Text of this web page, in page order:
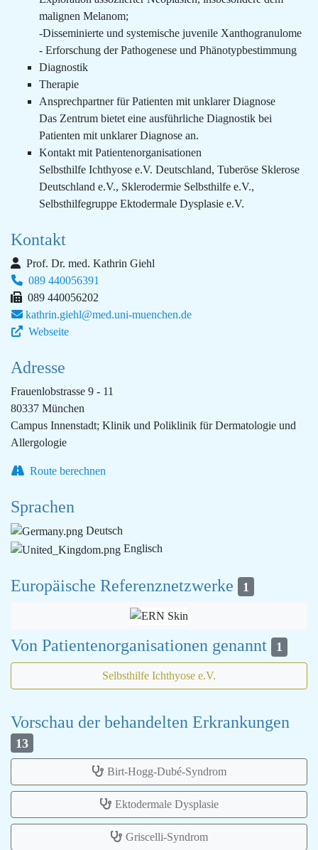
malignen Melanom;
-Disseminierte und systemische juvenile Xanthogranulome
- Erforschung der Pathogenese und Phänotypbestimmung
Diagnostik
Therapie
Ansprechpartner für Patienten mit unklarer Diagnose
Das Zentrum bietet eine ausführliche Diagnostik bei
Patienten mit unklarer Diagnose an.
Kontakt mit Patientenorganisationen
Selbsthilfe Ichthyose e.V. Deutschland, Tuberöse Sklerose
Deutschland e.V., Sklerodermie Selbsthilfe e.V.,
Selbsthilfegruppe Ektodermale Dysplasie e.V.
Kontakt
Prof. Dr. med. Kathrin Giehl
089 440056391
089 440056202
kathrin.giehl@med.uni-muenchen.de
Webseite
Adresse
Frauenlobstrasse 9 - 11
80337 München
Campus Innenstadt; Klinik und Poliklinik für Dermatologie und
Allergologie
Route berechnen
Sprachen
Deutsch
Englisch
Europäische Referenznetzwerke 1
Von Patientenorganisationen genannt 1
Selbsthilfe Ichthyose e.V.
Vorschau der behandelten Erkrankungen
13
Birt-Hogg-Dubé-Syndrom
Ektodermale Dysplasie
Griscelli-Syndrom